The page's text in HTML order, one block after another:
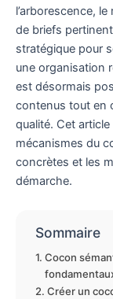
l’arborescence,
de briefs
stratégique pour
une organisation
est désormais
contenus tout en
qualité. Cet
mécanismes du
concrètes et les
démarche.
Sommaire
Cocon
Créer un